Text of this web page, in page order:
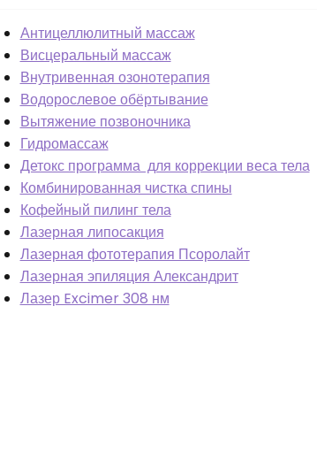
Антицеллюлитный массаж
Висцеральный массаж
Внутривенная озонотерапия
Водорослевое обёртывание
Вытяжение позвоночника
Гидромассаж
Детокс программа для коррекции веса тела
Комбинированная чистка спины
Кофейный пилинг тела
Лазерная липосакция
Лазерная фототерапия Псоролайт
Лазерная эпиляция Александрит
Лазер Excimer 308 нм